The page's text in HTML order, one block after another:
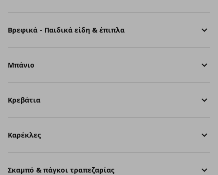
Βρεφικά - Παιδικά είδη & έπιπλα
Μπάνιο
Κρεβάτια
Καρέκλες
Σκαμπό & πάγκοι τραπεζαρίας